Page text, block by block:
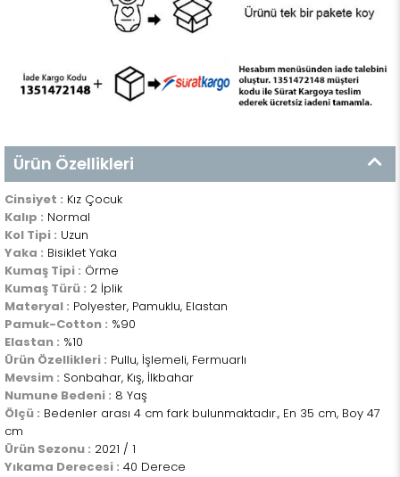
Ürün Özellikleri
Cinsiyet : Kız Çocuk
Kalıp : Normal
Kol Tipi : Uzun
Yaka : Bisiklet Yaka
Kumaş Tipi : Örme
Kumaş Türü : 2 İplik
Materyal : Polyester, Pamuklu, Elastan
Pamuk-Cotton : %90
Elastan : %10
Ürün Özellikleri : Pullu, İşlemeli, Fermuarlı
Mevsim : Sonbahar, Kış, İlkbahar
Numune Bedeni : 8 Yaş
Ölçü : Bedenler arası 4 cm fark bulunmaktadır., En 35 cm, Boy 47
cm
Ürün Sezonu : 2021 / 1
Yıkama Derecesi : 40 Derece